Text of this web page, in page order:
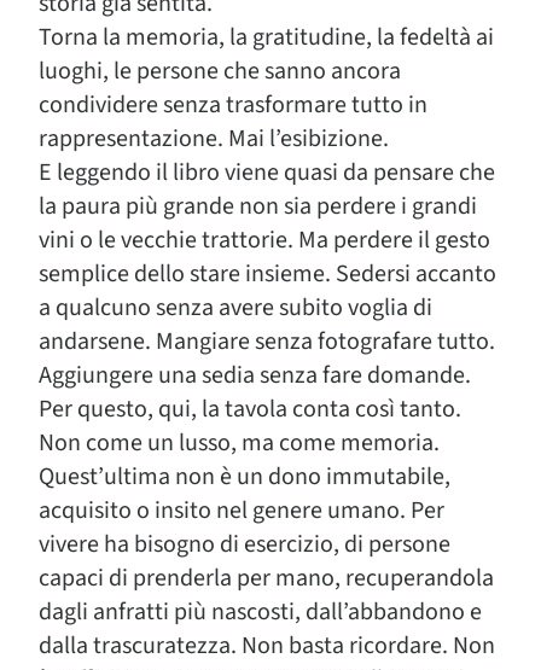
Torna la memoria, la gratitudine, la fedeltà ai
luoghi, le persone che sanno ancora
condividere senza trasformare tutto in
rappresentazione. Mai l’esibizione.
E leggendo il libro viene quasi da pensare che
la paura più grande non sia perdere i grandi
vini o le vecchie trattorie. Ma perdere il gesto
semplice dello stare insieme. Sedersi accanto
a qualcuno senza avere subito voglia di
andarsene. Mangiare senza fotografare tutto.
Aggiungere una sedia senza fare domande.
Per questo, qui, la tavola conta così tanto.
Non come un lusso, ma come memoria.
Quest’ultima non è un dono immutabile,
acquisito o insito nel genere umano. Per
vivere ha bisogno di esercizio, di persone
capaci di prenderla per mano, recuperandola
dagli anfratti più nascosti, dall’abbandono e
dalla trascuratezza. Non basta ricordare. Non